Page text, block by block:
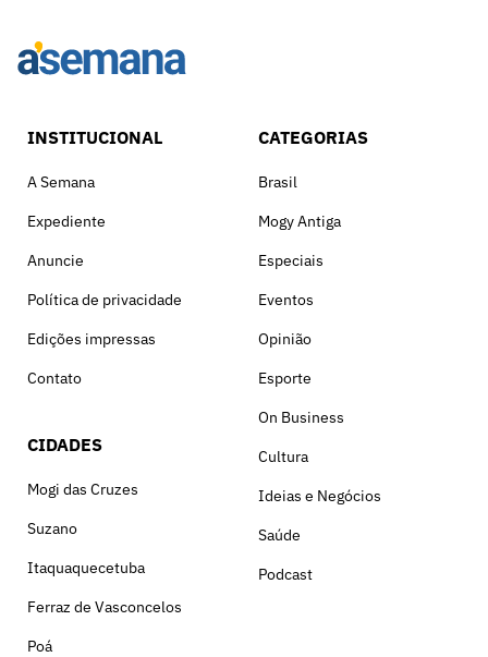
INSTITUCIONAL
A Semana
Expediente
Anuncie
Política de privacidade
Edições impressas
Contato
CIDADES
Mogi das Cruzes
Suzano
Itaquaquecetuba
Ferraz de Vasconcelos
Poá
CATEGORIAS
Brasil
Mogy Antiga
Especiais
Eventos
Opinião
Esporte
On Business
Cultura
Ideias e Negócios
Saúde
Podcast